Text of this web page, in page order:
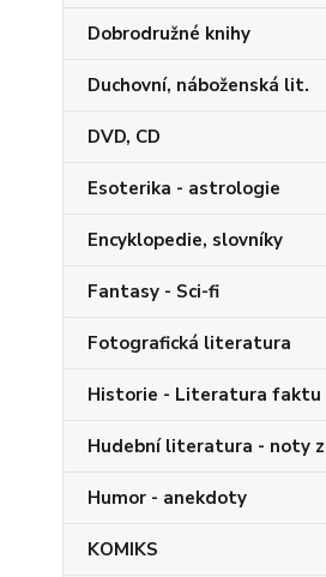
Dobrodružné knihy
Duchovní, náboženská lit.
DVD, CD
Esoterika - astrologie
Encyklopedie, slovníky
Fantasy - Sci-fi
Fotografická literatura
Historie - Literatura faktu
Hudební literatura - noty
Humor - anekdoty
KOMIKS